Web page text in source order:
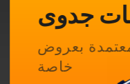
جدوى
بعروض
خاصة